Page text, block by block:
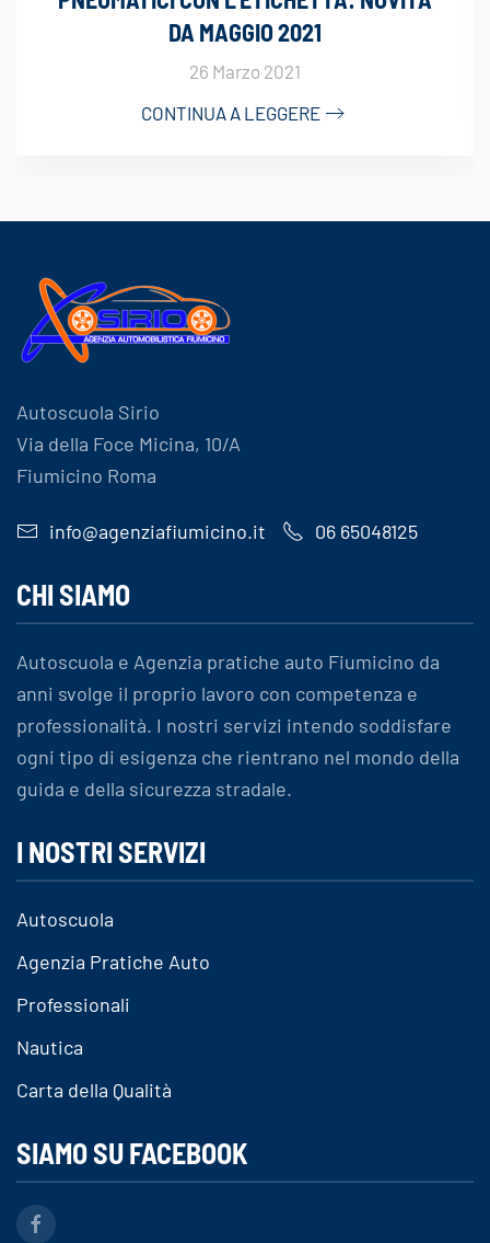
DA MAGGIO 2021
26 Marzo 2021
CONTINUA A LEGGERE
Autoscuola Sirio
Via della Foce Micina, 10/A
Fiumicino Roma
info@agenziafiumicino.it 06 65048125
CHI SIAMO
Autoscuola e Agenzia pratiche auto Fiumicino da
anni svolge il proprio lavoro con competenza e
professionalità. I nostri servizi intendo soddisfare
ogni tipo di esigenza che rientrano nel mondo della
guida e della sicurezza stradale.
I NOSTRI SERVIZI
Autoscuola
Agenzia Pratiche Auto
Professionali
Nautica
Carta della Qualità
SIAMO SU FACEBOOK